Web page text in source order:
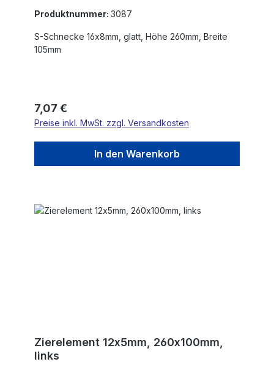
Produktnummer: 3087
S-Schnecke 16x8mm, glatt, Höhe 260mm, Breite
105mm
Regulärer Preis:
7,07 €
Preise inkl. MwSt. zzgl. Versandkosten
In den Warenkorb
Zierelement 12x5mm, 260x100mm,
links